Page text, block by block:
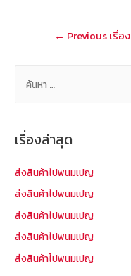
แนะแนว
← Previous เรื่อง
ห
รั
เรื่องล่าสุด
ส่งสินค้าไปพนมเปญ
ส่งสินค้าไปพนมเปญ
ส่งสินค้าไปพนมเปญ
ส่งสินค้าไปพนมเปญ
ส่งสินค้าไปพนมเปญ